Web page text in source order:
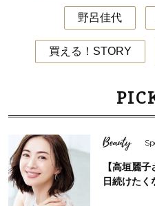
野呂佳代
買える！STORY
Beauty
【高垣麗
日続けた